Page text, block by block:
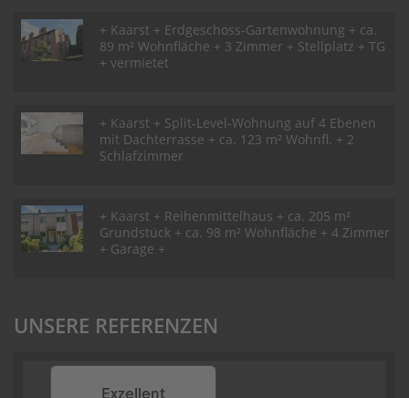
+ Kaarst + Erdgeschoss-Gartenwohnung + ca.
89 m² Wohnfläche + 3 Zimmer + Stellplatz + TG
+ vermietet
+ Kaarst + Split-Level-Wohnung auf 4 Ebenen
mit Dachterrasse + ca. 123 m² Wohnfl. + 2
Schlafzimmer
+ Kaarst + Reihenmittelhaus + ca. 205 m²
Grundstück + ca. 98 m² Wohnfläche + 4 Zimmer
+ Garage +
UNSERE REFERENZEN